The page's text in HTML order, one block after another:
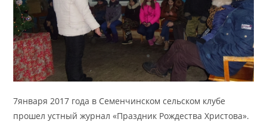
7января 2017 года в Семенчинском сельском клубе
прошел устный журнал «Праздник Рождества Христова».